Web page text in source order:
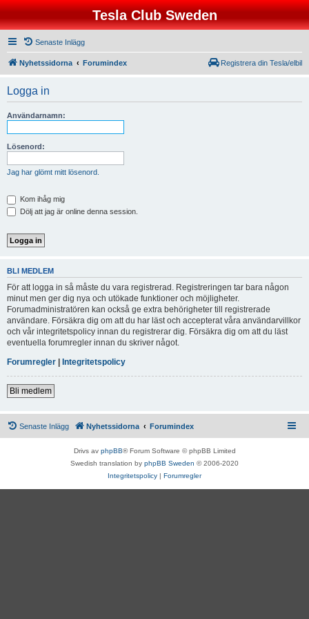
Tesla Club Sweden
Senaste Inlägg
Nyhetssidorna Forumindex Registrera din Tesla/elbil
Logga in
Användarnamn:
Lösenord:
Jag har glömt mitt lösenord.
Kom ihåg mig
Dölj att jag är online denna session.
BLI MEDLEM
För att logga in så måste du vara registrerad. Registreringen tar bara någon
minut men ger dig nya och utökade funktioner och möjligheter.
Forumadministratören kan också ge extra behörigheter till registrerade
användare. Försäkra dig om att du har läst och accepterat våra användarvillkor
och vår integritetspolicy innan du registrerar dig. Försäkra dig om att du läst
eventuella forumregler innan du skriver något.
Forumregler | Integritetspolicy
Bli medlem
Senaste Inlägg Nyhetssidorna Forumindex
Drivs av phpBB® Forum Software © phpBB Limited
Swedish translation by phpBB Sweden © 2006-2020
Integritetspolicy | Forumregler